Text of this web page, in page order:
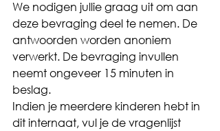
We nodigen jullie graag uit om aan
deze bevraging deel te nemen. De
antwoorden worden anoniem
verwerkt. De bevraging invullen
neemt ongeveer 15 minuten in
beslag.
Indien je meerdere kinderen hebt in
dit internaat, vul je de vragenlijst